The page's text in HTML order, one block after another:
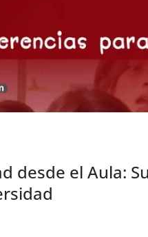
desde el Aula: